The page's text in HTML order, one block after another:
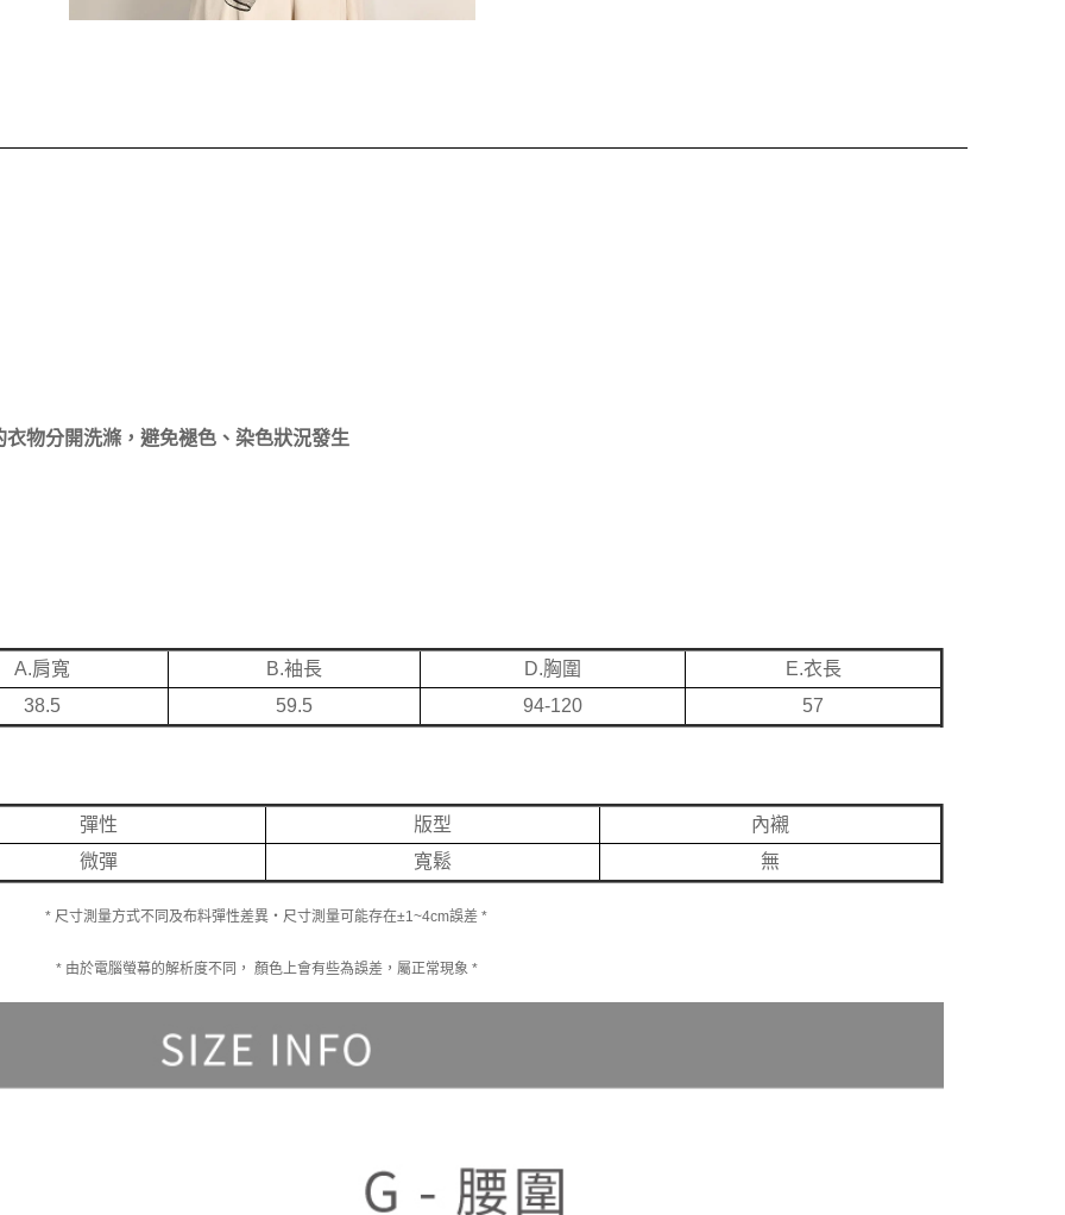
物分開洗滌，避免褪色、染色狀況發生
A.肩寬 B.袖長 D.胸圍
E.衣長
38.5
59.5 94-120 57
彈性 版型
內襯
微彈
寬鬆 無
* 尺寸測量方式不同及布料彈性差異‧尺寸測量可能存在±1~4cm誤差 *
* 由於電腦螢幕的解析度不同， 顏色上會有些為誤差，屬正常現象 *